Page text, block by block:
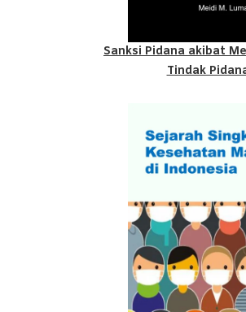
Sanksi Pidana akibat
Tindak